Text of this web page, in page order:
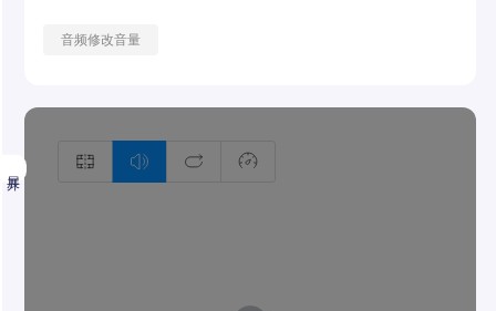
音频修改音量